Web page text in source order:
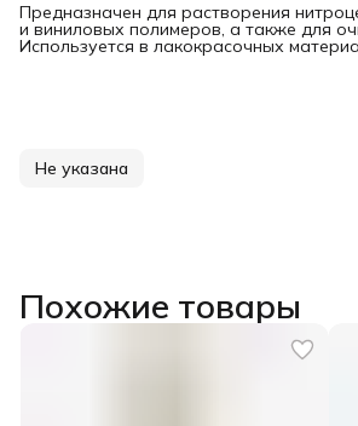
Предназначен для растворения
и виниловых полимеров, а также для
Используется в лакокрасочных
Не указана
Похожие товары